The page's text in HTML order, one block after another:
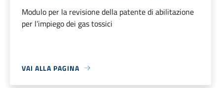
Modulo per la revisione della patente di abilitazione
per l’impiego dei gas tossici
VAI ALLA PAGINA